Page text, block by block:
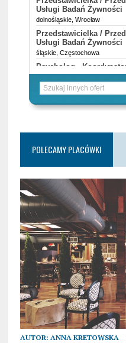
POLECAMY PLACÓWKI
AUTOR: ANNA KRETOWSKA